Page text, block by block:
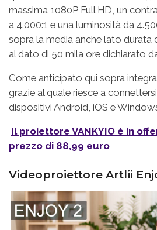
massima 1080P Full HD, un
a 4.000:1 e una luminosità da
sopra la media anche lato durata
al dato di 50 mila ore dichiarato
Come anticipato qui sopra
grazie al quale riesce a
dispositivi Android, iOS e
Il proiettore VANKYIO è in
prezzo di 88,99 euro
Videoproiettore Artlii